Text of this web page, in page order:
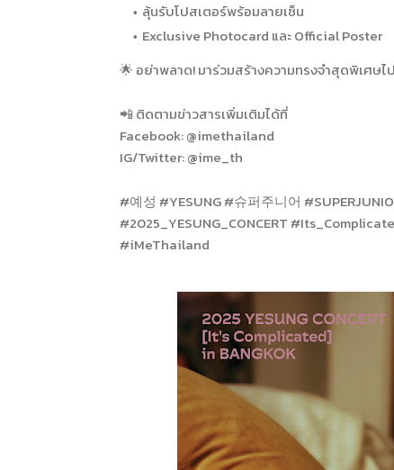
ลุ้นรับโปสเตอร์พร้อมลายเซ็น
Exclusive Photocard และ Official Poster
🌟 อย่าพลาด! มาร่วมสร้างความทรงจำสุดพิเศษ
📲 ติดตามข่าวสารเพิ่มเติมได้ที่
Facebook: @imethailand
IG/Twitter: @ime_th
#예성 #YESUNG #슈퍼주니어
#2025_YESUNG_CONCERT
#iMeThailand